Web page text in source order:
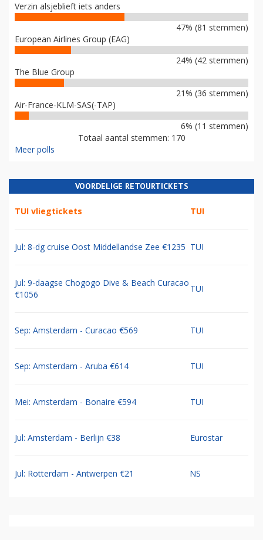
Verzin alsjeblieft iets anders
47% (81 stemmen)
European Airlines Group (EAG)
24% (42 stemmen)
The Blue Group
21% (36 stemmen)
Air-France-KLM-SAS(-TAP)
6% (11 stemmen)
Totaal aantal stemmen: 170
Meer polls
VOORDELIGE RETOURTICKETS
TUI vliegtickets TUI
Jul: 8-dg cruise Oost Middellandse Zee €1235 TUI
Jul: 9-daagse Chogogo Dive & Beach Curacao
€1056
TUI
Sep: Amsterdam - Curacao €569 TUI
Sep: Amsterdam - Aruba €614 TUI
Mei: Amsterdam - Bonaire €594 TUI
Jul: Amsterdam - Berlijn €38 Eurostar
Jul: Rotterdam - Antwerpen €21 NS